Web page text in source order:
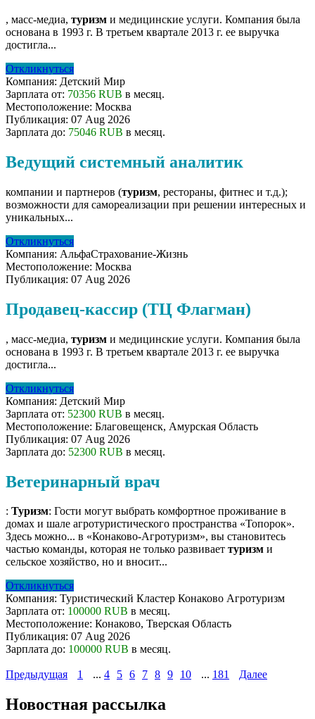
, масс-медиа, туризм и медицинские услуги. Компания была
основана в 1993 г. В третьем квартале 2013 г. ее выручка
достигла...
Откликнуться
Компания: Детский Мир
Зарплата от: 70356 RUB в месяц.
Местоположение: Москва
Публикация: 07 Aug 2026
Зарплата до: 75046 RUB в месяц.
Ведущий системный аналитик
компании и партнеров (туризм, рестораны, фитнес и т.д.);
возможности для самореализации при решении интересных и
уникальных...
Откликнуться
Компания: АльфаСтрахование-Жизнь
Местоположение: Москва
Публикация: 07 Aug 2026
Продавец-кассир (ТЦ Флагман)
, масс-медиа, туризм и медицинские услуги. Компания была
основана в 1993 г. В третьем квартале 2013 г. ее выручка
достигла...
Откликнуться
Компания: Детский Мир
Зарплата от: 52300 RUB в месяц.
Местоположение: Благовещенск, Амурская Область
Публикация: 07 Aug 2026
Зарплата до: 52300 RUB в месяц.
Ветеринарный врач
: Туризм: Гости могут выбрать комфортное проживание в
домах и шале агротуристического пространства «Топорок».
Здесь можно... в «Конаково-Агротуризм», вы становитесь
частью команды, которая не только развивает туризм и
сельское хозяйство, но и вносит...
Откликнуться
Компания: Туристический Кластер Конаково Агротуризм
Зарплата от: 100000 RUB в месяц.
Местоположение: Конаково, Тверская Область
Публикация: 07 Aug 2026
Зарплата до: 100000 RUB в месяц.
Предыдущая 1 ... 4 5 6 7 8 9 10 ... 181 Далее
Новостная рассылка